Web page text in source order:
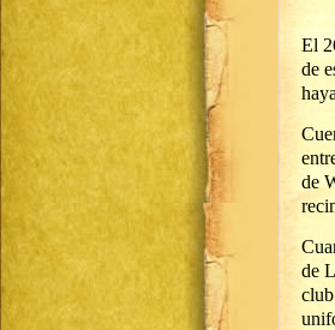
El
de
de
de